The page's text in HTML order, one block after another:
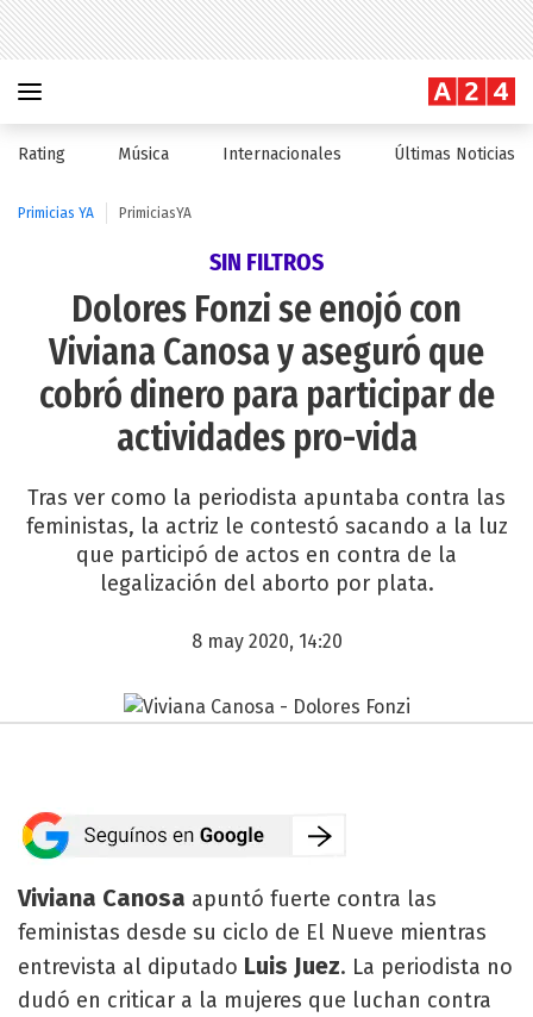
Rating Música Internacionales Últimas Noticias
Primicias YA PrimiciasYA
SIN FILTROS
Dolores Fonzi se enojó con
Viviana Canosa y aseguró que
cobró dinero para participar de
actividades pro-vida
Tras ver como la periodista apuntaba contra las
feministas, la actriz le contestó sacando a la luz
que participó de actos en contra de la
legalización del aborto por plata.
8 may 2020, 14:20
Viviana Canosa apuntó fuerte contra las
feministas desde su ciclo de El Nueve mientras
entrevista al diputado Luis Juez. La periodista no
dudó en criticar a la mujeres que luchan contra